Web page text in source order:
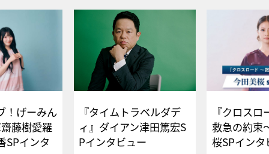
！げーみん
藤樹愛羅
SPインタ
『タイムトラベルダデ
ィ』ダイアン津田篤宏S
Pインタビュー
『クロス
救急の約束
桜SPイ